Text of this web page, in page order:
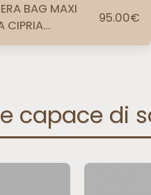
BAG MAXI
CIPRIA
ORO
95.00€
capace